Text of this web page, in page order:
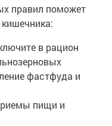
правил поможет
в рацион
фастфуда и
пищи и